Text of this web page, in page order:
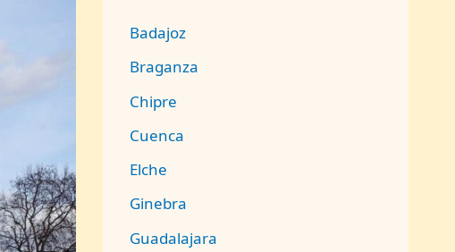
Badajoz
Braganza
Chipre
Cuenca
Elche
Ginebra
Guadalajara